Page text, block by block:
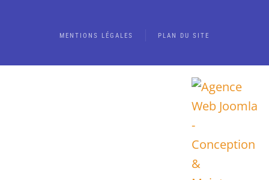
MENTIONS LÉGALES PLAN DU SITE